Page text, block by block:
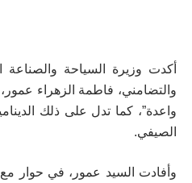
أكدت وزيرة السياحة والصناعة
والتضامني، فاطمة الزهراء
واعدة”، كما تدل على ذلك
الصيفي.
وأفادت السيد عمور، في حوار مع